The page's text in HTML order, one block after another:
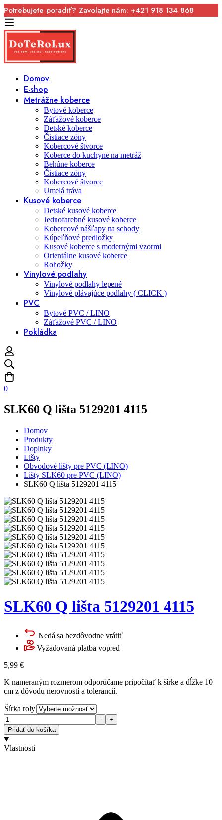
Potrebujete poradiť? Zavolajte nám: +421 918 134 868
Domov
E-shop
Metrážne koberce
Bytové koberce
Záťažové koberce
Detské koberce
Čistiace zóny
Kobercové štvorce
Koberce do kuchyne na metráž
Behúne koberce
Čistiace zóny
Kobercové štvorce
Umelá tráva
Kusové koberce
Detské kusové koberce
Jednofarebné kusové koberce
Kobercové nášľapy na schody
Kúpeľňové predložky
Kusové koberce s modernými vzormi
Orientálne kusové koberce
Rohožky
Vinylové podlahy
Vinylové podlahy lepené
Vinylové plávajúce podlahy ( CLICK )
PVC
Bytové PVC / LINO
Záťažové PVC / LINO
Pokládka
0
SLK60 Q lišta 5129201 4115
Domov
Produkty
Doplnky
Lišty
Obvodové lišty pre PVC (LINO)
Lišty SLK60 pre PVC (LINO)
SLK60 Q lišta 5129201 4115
SLK60 Q lišta 5129201 4115
Nedá sa bezdôvodne vrátiť
Vyžadovaná platba vopred
5,99 €
K nameraným rozmerom odporúčame pripočítať k šírke a dĺžke 10
cm z dôvodu nerovností a tolerancií.
Šírka roly
Množstvo
-
+
Pridať do košíka
Vlastnosti